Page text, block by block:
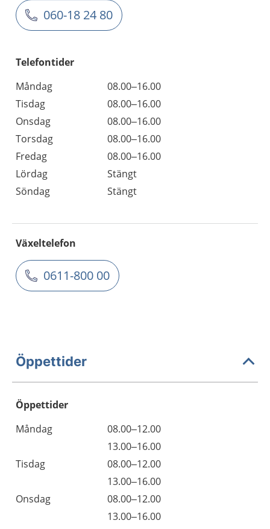
060-18 24 80
Telefontider
Måndag
08.00–16.00
Tisdag
08.00–16.00
Onsdag
08.00–16.00
Torsdag
08.00–16.00
Fredag
08.00–16.00
Lördag
Stängt
Söndag
Stängt
Växeltelefon
0611-800 00
Öppettider
Öppettider
Dag
Öppettider
Kommentarer
Måndag
08.00–12.00
13.00–16.00
Tisdag
08.00–12.00
13.00–16.00
Onsdag
08.00–12.00
13.00–16.00